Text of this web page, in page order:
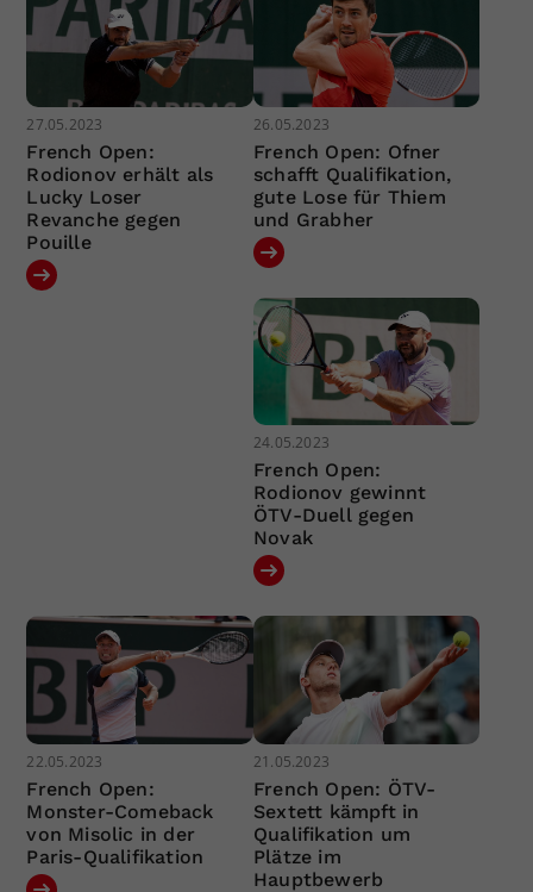
27.05.2023
French Open:
Rodionov erhält als
Lucky Loser
Revanche gegen
Pouille
26.05.2023
French Open: Ofner
schafft Qualifikation,
gute Lose für Thiem
und Grabher
24.05.2023
French Open:
Rodionov gewinnt
ÖTV-Duell gegen
Novak
22.05.2023
French Open:
Monster-Comeback
von Misolic in der
Paris-Qualifikation
21.05.2023
French Open: ÖTV-
Sextett kämpft in
Qualifikation um
Plätze im
Hauptbewerb